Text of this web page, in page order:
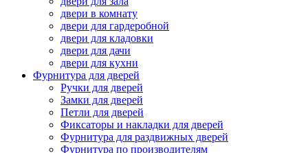
двери в комнату
двери для гардеробной
двери для кладовки
двери для дачи
двери для кухни
Фурнитура для дверей
Ручки для дверей
Замки для дверей
Петли для дверей
Фиксаторы и накладки для дверей
Фурнитура для раздвижных дверей
Фурнитура по производителям